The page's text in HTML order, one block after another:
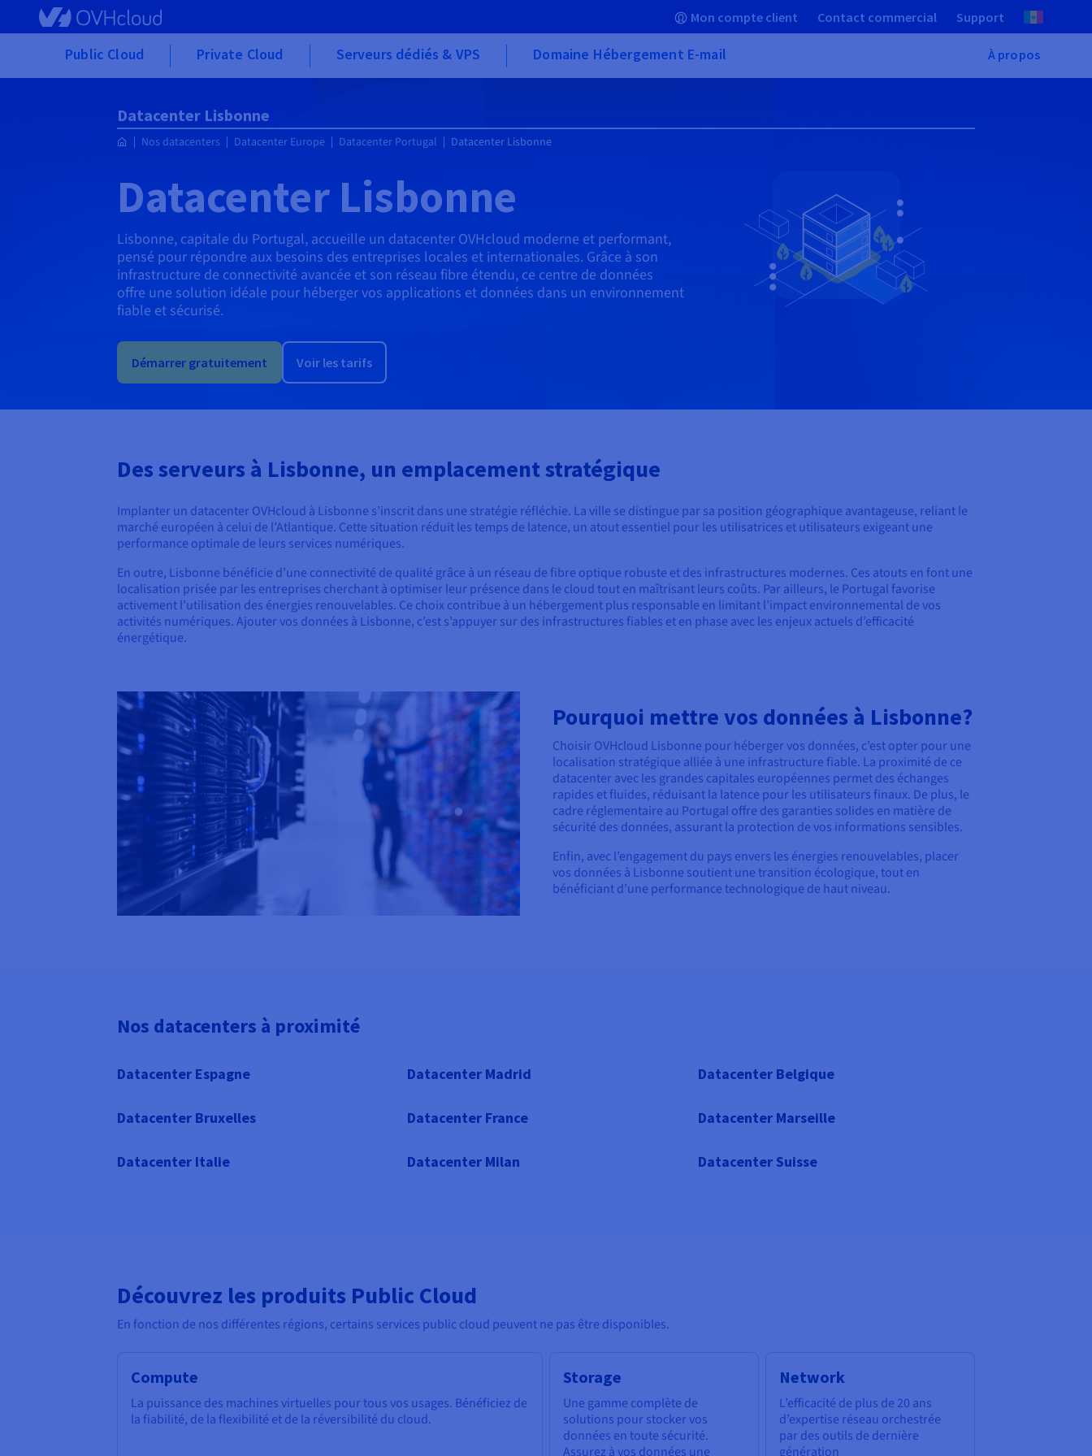
Skip to main content Mon compte client Contact commercial Support
Public Cloud Private Cloud Serveurs dédiés & VPS Domaine Hébergement E-mail À propos
Datacenter Lisbonne
Nos datacenters Datacenter Europe Datacenter Portugal Datacenter Lisbonne
Datacenter Lisbonne
Lisbonne, capitale du Portugal, accueille un datacenter OVHcloud moderne et performant,
pensé pour répondre aux besoins des entreprises locales et internationales. Grâce à son
infrastructure de connectivité avancée et son réseau fibre étendu, ce centre de données
offre une solution idéale pour héberger vos applications et données dans un environnement
fiable et sécurisé.
Démarrer gratuitement Voir les tarifs
Des serveurs à Lisbonne, un emplacement stratégique
Implanter un datacenter OVHcloud à Lisbonne s’inscrit dans une stratégie réfléchie. La ville se distingue par sa position géographique avantageuse, reliant le
marché européen à celui de l’Atlantique. Cette situation réduit les temps de latence, un atout essentiel pour les utilisatrices et utilisateurs exigeant une
performance optimale de leurs services numériques.
En outre, Lisbonne bénéficie d’une connectivité de qualité grâce à un réseau de fibre optique robuste et des infrastructures modernes. Ces atouts en font une
localisation prisée par les entreprises cherchant à optimiser leur présence dans le cloud tout en maîtrisant leurs coûts. Par ailleurs, le Portugal favorise
activement l’utilisation des énergies renouvelables. Ce choix contribue à un hébergement plus responsable en limitant l’impact environnemental de vos
activités numériques. Ajouter vos données à Lisbonne, c’est s’appuyer sur des infrastructures fiables et en phase avec les enjeux actuels d’efficacité
énergétique.
Pourquoi mettre vos données à Lisbonne?
Choisir OVHcloud Lisbonne pour héberger vos données, c’est opter pour une
localisation stratégique alliée à une infrastructure fiable. La proximité de ce
datacenter avec les grandes capitales européennes permet des échanges
rapides et fluides, réduisant la latence pour les utilisateurs finaux. De plus, le
cadre réglementaire au Portugal offre des garanties solides en matière de
sécurité des données, assurant la protection de vos informations sensibles.
Enfin, avec l’engagement du pays envers les énergies renouvelables, placer
vos données à Lisbonne soutient une transition écologique, tout en
bénéficiant d’une performance technologique de haut niveau.
Nos datacenters à proximité
Datacenter Espagne Datacenter Madrid Datacenter Belgique
Datacenter Bruxelles Datacenter France Datacenter Marseille
Datacenter Italie Datacenter Milan Datacenter Suisse
Découvrez les produits Public Cloud
En fonction de nos différentes régions, certains services public cloud peuvent ne pas être disponibles.
Compute
La puissance des machines virtuelles pour tous vos usages. Bénéficiez de
la fiabilité, de la flexibilité et de la réversibilité du cloud.
Storage
Une gamme complète de
solutions pour stocker vos
données en toute sécurité.
Assurez à vos données une
Network
L’efficacité de plus de 20 ans
d’expertise réseau orchestrée
par des outils de dernière
génération